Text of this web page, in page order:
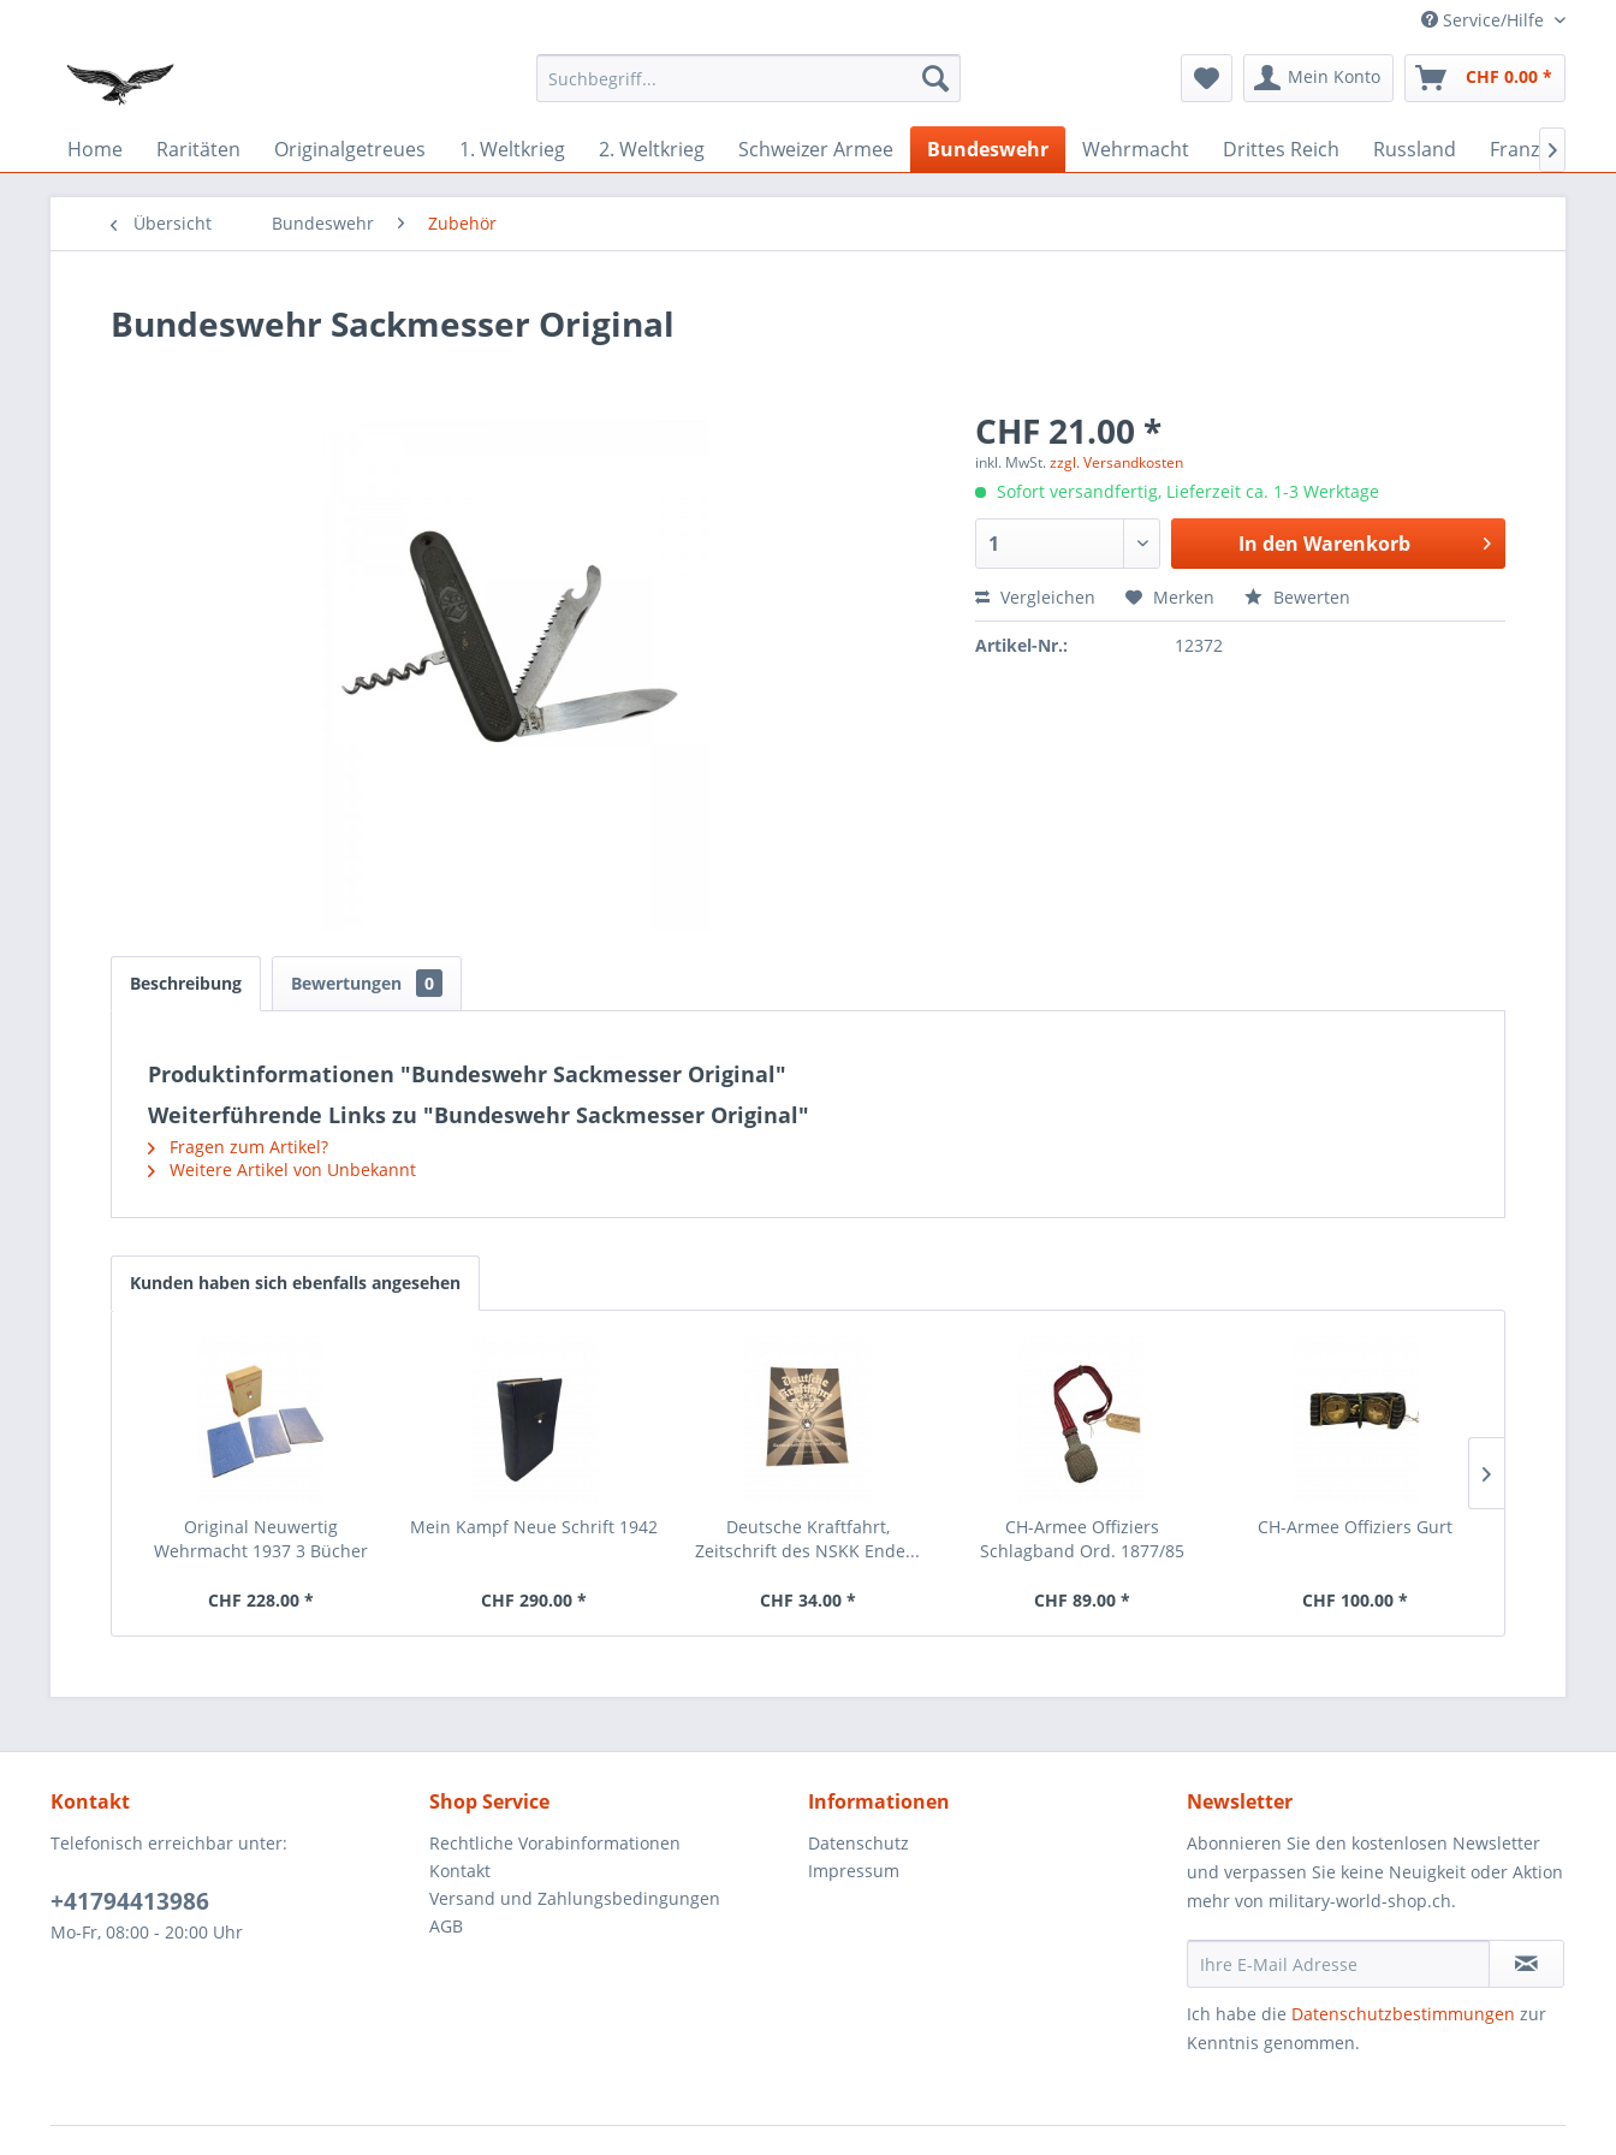
Service/Hilfe
Mein Konto CHF 0.00 *
Home Raritäten Originalgetreues 1. Weltkrieg 2. Weltkrieg Schweizer Armee Bundeswehr Wehrmacht Drittes Reich Russland Französisch

Übersicht Bundeswehr Zubehör
Bundeswehr Sackmesser Original
CHF 21.00 *
inkl. MwSt.zzgl. Versandkosten
Sofort versandfertig, Lieferzeit ca. 1-3 Werktage
In den Warenkorb
Vergleichen Merken Bewerten
Artikel-Nr.: 12372
Beschreibung Bewertungen 0
Produktinformationen "Bundeswehr Sackmesser Original"
Weiterführende Links zu "Bundeswehr Sackmesser Original"
Fragen zum Artikel?
Weitere Artikel von Unbekannt
Kunden haben sich ebenfalls angesehen
Original Neuwertig
Wehrmacht 1937 3 Bücher
CHF 228.00 *
Mein Kampf Neue Schrift 1942
CHF 290.00 *
Deutsche Kraftfahrt,
Zeitschrift des NSKK Ende...
CHF 34.00 *
CH-Armee Offiziers
Schlagband Ord. 1877/85
CHF 89.00 *
CH-Armee Offiziers Gurt
CHF 100.00 *
Kontakt
Telefonisch erreichbar unter:
+41794413986
Mo-Fr, 08:00 - 20:00 Uhr
Shop Service
Rechtliche Vorabinformationen
Kontakt
Versand und Zahlungsbedingungen
AGB
Informationen
Datenschutz
Impressum
Newsletter
Abonnieren Sie den kostenlosen Newsletter
und verpassen Sie keine Neuigkeit oder Aktion
mehr von military-world-shop.ch.
Ich habe die Datenschutzbestimmungen zur
Kenntnis genommen.